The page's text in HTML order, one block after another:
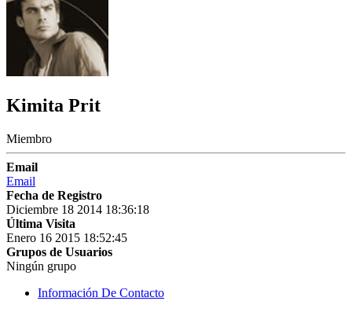
Kimita Prit
Miembro
Email
Email
Fecha de Registro
Diciembre 18 2014 18:36:18
Última Visita
Enero 16 2015 18:52:45
Grupos de Usuarios
Ningún grupo
Información De Contacto